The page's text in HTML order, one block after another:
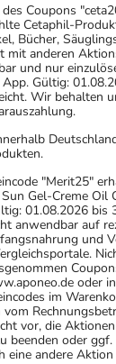
Coupons
Cetaphil-
Bücher,
mit anderen
und nur
Gültig:
Wir behalten
"Merit25"
Gel-Creme Oil
01.08.2026 bis
anwendbar auf
und
oder
im
vor, die
beenden oder
eine andere